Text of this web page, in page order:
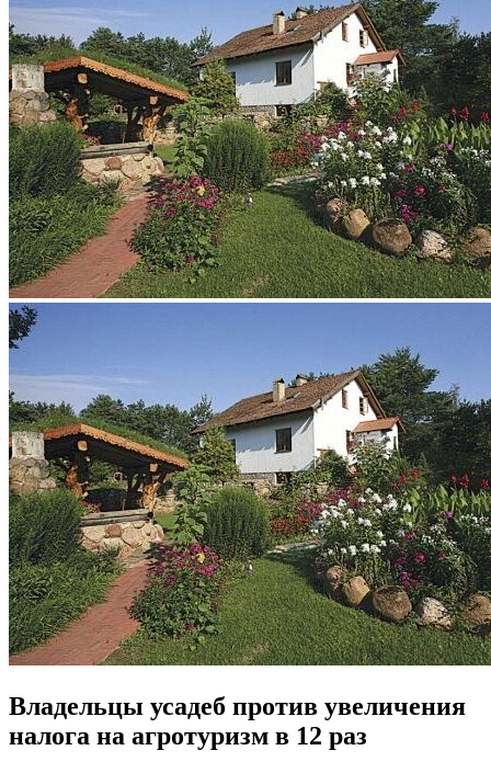
Владельцы усадеб против увеличения
налога на агротуризм в 12 раз